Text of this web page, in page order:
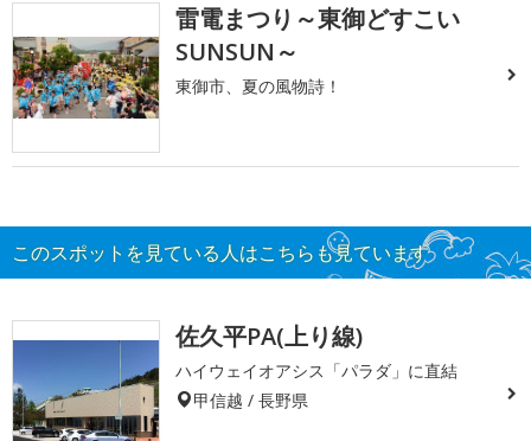
雷電まつり～東御どすこい
SUNSUN～
東御市、夏の風物詩！
このスポットを見ている人はこちらも見ています
佐久平PA(上り線)
ハイウェイオアシス「パラダ」に直結
甲信越 / 長野県